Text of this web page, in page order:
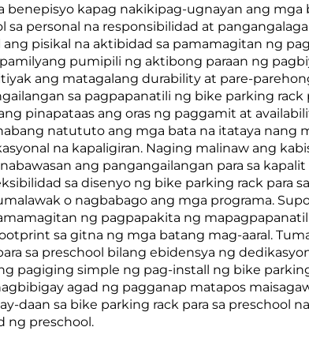
kapag nakikipag-ugnayan ang mga
personal na responsibilidad at
pisikal na aktibidad sa pamamagitan ng
pumipili ng aktibong paraan ng
ang matagalang durability at pare-
sa pagpapanatili ng bike parking rack
pinapataas ang oras ng paggamit at
natututo ang mga bata na itataya nang
na kapaligiran. Naging malinaw ang
ang pangangailangan para sa
sa disenyo ng bike parking rack para
o nagbabago ang mga programa.
ng pagpapakita ng
sa gitna ng mga batang mag-aaral.
sa preschool bilang ebidensya ng
pagiging simple ng pag-install ng bike
agad ng pagganap matapos
daan sa bike parking rack para sa preschool
ng preschool.